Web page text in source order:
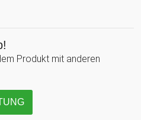
Produkt mit anderen